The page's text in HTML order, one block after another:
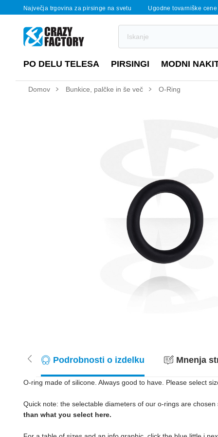
Največja trgovina za pirsinge na svetu Ugodne tovarniške cene
PO DELU TELESA PIRSINGI MODNI
Domov Bunkice, palčke in še več O-Ring
Podrobnosti o izdelku Mnenja
O-ring made of silicone. Always good to have. Please select
Quick note: the selectable diameters of our o-rings are
than what you select here.